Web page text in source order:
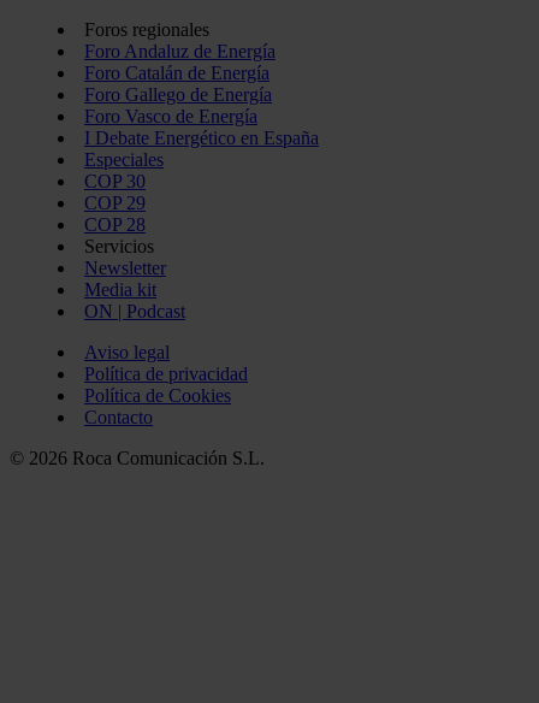
Foros regionales
Foro Andaluz de Energía
Foro Catalán de Energía
Foro Gallego de Energía
Foro Vasco de Energía
I Debate Energético en España
Especiales
COP 30
COP 29
COP 28
Servicios
Newsletter
Media kit
ON | Podcast
Aviso legal
Política de privacidad
Política de Cookies
Contacto
© 2026 Roca Comunicación S.L.